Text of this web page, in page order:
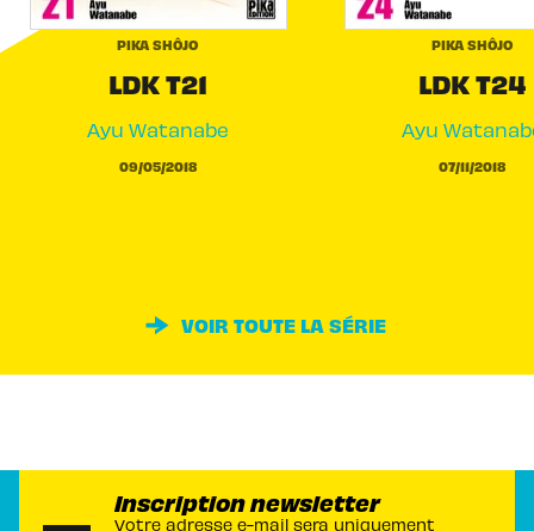
PIKA SHÔJO
LDK T21
Ayu Watanabe
09/05/2018
PIKA SHÔJO
LDK T24
Ayu
07/11/2018
VOIR TOUTE LA SÉRIE
Inscription newsletter
Votre adresse e-mail sera uniquement